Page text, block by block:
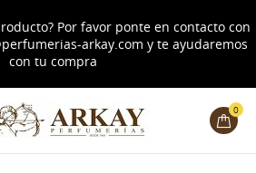
Por favor ponte en contacto con
arkay.com y te ayudaremos
con tu compra
0